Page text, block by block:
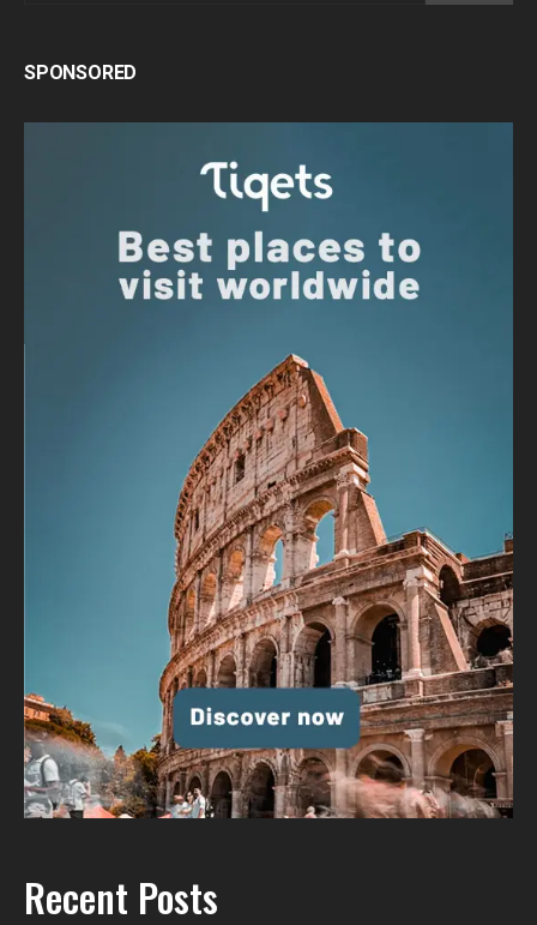
SPONSORED
Recent Posts